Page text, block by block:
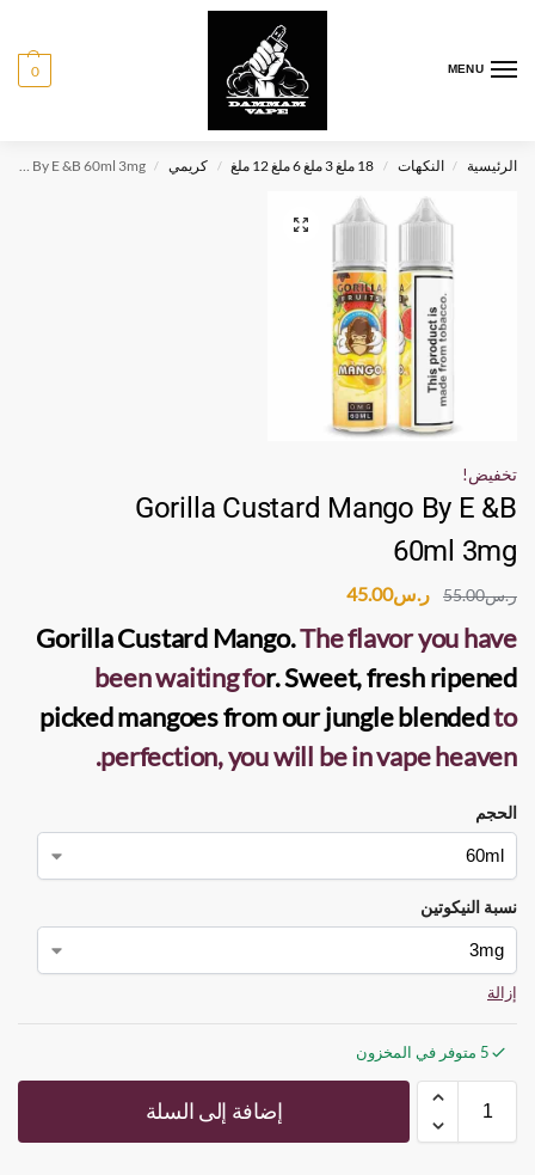
MENU
0
الرئيسية / النكهات / 18 ملغ 3 ملغ 6 ملغ 12 ملغ / كريمي /
Gorilla Custard Mango By E &B 60ml 3mg
تخفيض!
Gorilla Custard Mango By E &B
60ml 3mg
ر.س55.00 ر.س45.00
Gorilla Custard Mango.The flavor you have
been waiting for. Sweet, fresh ripened
picked mangoes from our jungle blendedto
perfection, you will be in vape heaven.
الحجم
نسبة النيكوتين
إزالة
5 متوفر في المخزون
إضافة إلى السلة